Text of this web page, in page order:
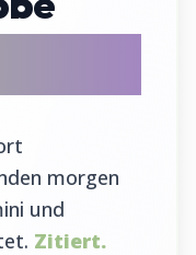
morgen
und
Zitiert.